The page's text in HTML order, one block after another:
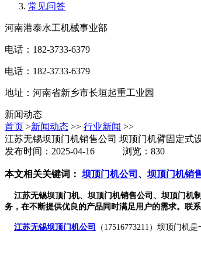
常见问答
河南港泰水工机械事业部
电话：182-3733-6379
电话：182-3733-6379
地址：河南省新乡市长垣起重工业园
新闻动态
首页 >新闻动态 >> 行业新闻 >>
江苏无锡坝顶门机销售公司 坝顶门机臂固定式
发布时间：2025-04-16 浏览：830
本文相关关键词： 坝顶门机公司 、 坝顶门机销
江苏无锡坝顶门机、坝顶门机销售公司、坝顶门机
务，在不断提供优良的产品同时满足用户的需求。联系
江苏无锡坝顶门机公司 （17516773211）坝顶门机